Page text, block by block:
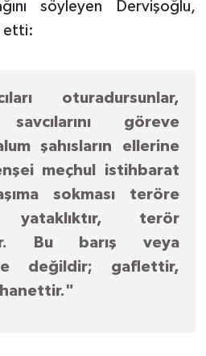
söyleyen Dervişoğlu,
etti:
oturadursunlar,
göreve
şahısların ellerine
meçhul istihbarat
sokması teröre
terör
Bu barış veya
değildir; gaflettir,